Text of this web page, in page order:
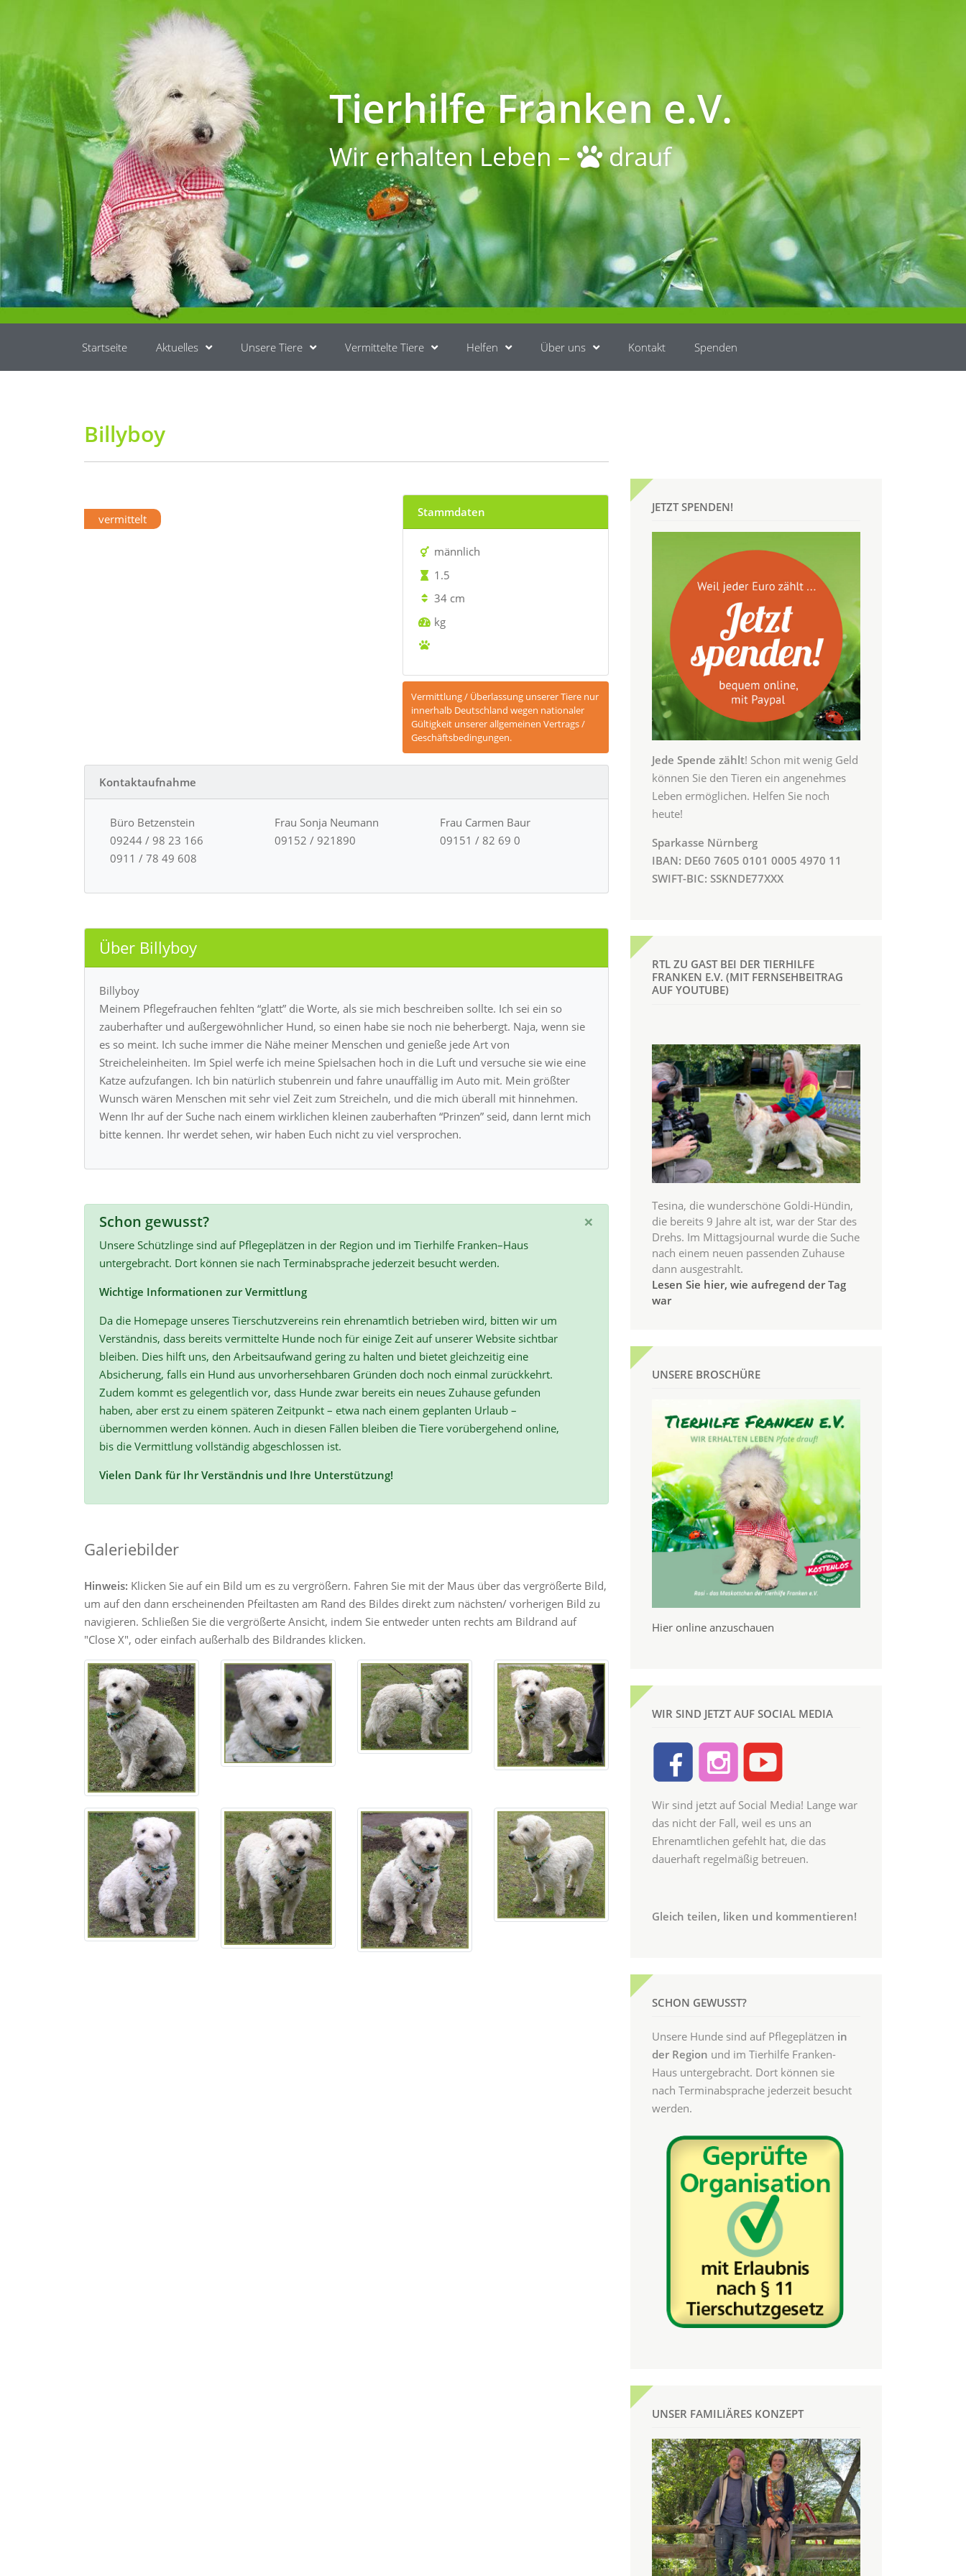
Tierhilfe Franken e.V.
Wir erhalten Leben – drauf
Startseite Aktuelles Unsere Tiere Vermittelte Tiere Helfen Über uns Kontakt Spenden
Billyboy
vermittelt Stammdaten
männlich
1.5
34 cm
kg
Vermittlung / Überlassung unserer Tiere nur
innerhalb Deutschland wegen nationaler
Gültigkeit unserer allgemeinen Vertrags /
Geschäftsbedingungen.
Kontaktaufnahme
Büro Betzenstein
09244 / 98 23 166
0911 / 78 49 608
Frau Sonja Neumann
09152 / 921890
Frau Carmen Baur
09151 / 82 69 0
Über Billyboy
Billyboy
Meinem Pflegefrauchen fehlten “glatt” die Worte, als sie mich beschreiben sollte. Ich sei ein so
zauberhafter und außergewöhnlicher Hund, so einen habe sie noch nie beherbergt. Naja, wenn sie
es so meint. Ich suche immer die Nähe meiner Menschen und genieße jede Art von
Streicheleinheiten. Im Spiel werfe ich meine Spielsachen hoch in die Luft und versuche sie wie eine
Katze aufzufangen. Ich bin natürlich stubenrein und fahre unauffällig im Auto mit. Mein größter
Wunsch wären Menschen mit sehr viel Zeit zum Streicheln, und die mich überall mit hinnehmen.
Wenn Ihr auf der Suche nach einem wirklichen kleinen zauberhaften “Prinzen” seid, dann lernt mich
bitte kennen. Ihr werdet sehen, wir haben Euch nicht zu viel versprochen.
×
Schon gewusst?
Unsere Schützlinge sind auf Pflegeplätzen in der Region und im Tierhilfe Franken–Haus
untergebracht. Dort können sie nach Terminabsprache jederzeit besucht werden.
Wichtige Informationen zur Vermittlung
Da die Homepage unseres Tierschutzvereins rein ehrenamtlich betrieben wird, bitten wir um
Verständnis, dass bereits vermittelte Hunde noch für einige Zeit auf unserer Website sichtbar
bleiben. Dies hilft uns, den Arbeitsaufwand gering zu halten und bietet gleichzeitig eine
Absicherung, falls ein Hund aus unvorhersehbaren Gründen doch noch einmal zurückkehrt.
Zudem kommt es gelegentlich vor, dass Hunde zwar bereits ein neues Zuhause gefunden
haben, aber erst zu einem späteren Zeitpunkt – etwa nach einem geplanten Urlaub –
übernommen werden können. Auch in diesen Fällen bleiben die Tiere vorübergehend online,
bis die Vermittlung vollständig abgeschlossen ist.
Vielen Dank für Ihr Verständnis und Ihre Unterstützung!
Galeriebilder
Hinweis: Klicken Sie auf ein Bild um es zu vergrößern. Fahren Sie mit der Maus über das vergrößerte Bild,
um auf den dann erscheinenden Pfeiltasten am Rand des Bildes direkt zum nächsten/ vorherigen Bild zu
navigieren. Schließen Sie die vergrößerte Ansicht, indem Sie entweder unten rechts am Bildrand auf
"Close X", oder einfach außerhalb des Bildrandes klicken.
JETZT SPENDEN!
Jede Spende zählt! Schon mit wenig Geld
können Sie den Tieren ein angenehmes
Leben ermöglichen. Helfen Sie noch
heute!
Sparkasse Nürnberg
IBAN: DE60 7605 0101 0005 4970 11
SWIFT-BIC: SSKNDE77XXX
RTL ZU GAST BEI DER TIERHILFE
FRANKEN E.V. (MIT FERNSEHBEITRAG
AUF YOUTUBE)
Tesina, die wunderschöne Goldi-Hündin,
die bereits 9 Jahre alt ist, war der Star des
Drehs. Im Mittagsjournal wurde die Suche
nach einem neuen passenden Zuhause
dann ausgestrahlt.
Lesen Sie hier, wie aufregend der Tag
war
UNSERE BROSCHÜRE
Hier online anzuschauen
WIR SIND JETZT AUF SOCIAL MEDIA
Wir sind jetzt auf Social Media! Lange war
das nicht der Fall, weil es uns an
Ehrenamtlichen gefehlt hat, die das
dauerhaft regelmäßig betreuen.
Gleich teilen, liken und kommentieren!
SCHON GEWUSST?
Unsere Hunde sind auf Pflegeplätzen in
der Region und im Tierhilfe Franken-
Haus untergebracht. Dort können sie
nach Terminabsprache jederzeit besucht
werden.
UNSER FAMILIÄRES KONZEPT